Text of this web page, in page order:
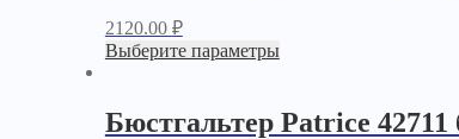
2120.00 ₽
Выберите параметры
Бюстгальтер Patrice